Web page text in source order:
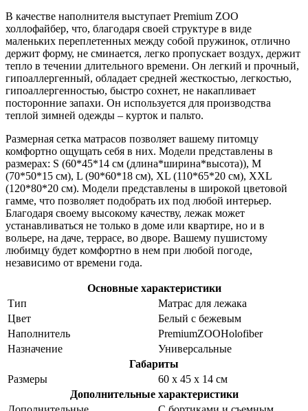
В качестве наполнителя выступает Premium ZOO
холлофайбер, что, благодаря своей структуре в виде
маленьких переплетенных между собой пружинок, отлично
держит форму, не сминается, легко пропускает воздух, держит
тепло в течении длительного времени. Он легкий и прочный,
гипоаллергенный, обладает средней жесткостью, легкостью,
гипоаллергенностью, быстро сохнет, не накапливает
посторонние запахи. Он используется для производства
теплой зимней одежды – курток и пальто.
Размерная сетка матрасов позволяет вашему питомцу
комфортно ощущать себя в них. Модели представлены в
размерах: S (60*45*14 см (длина*ширина*высота)), M
(70*50*15 см), L (90*60*18 см), XL (110*65*20 см), XXL
(120*80*20 см). Модели представлены в широкой цветовой
гамме, что позволяет подобрать их под любой интерьер.
Благодаря своему высокому качеству, лежак может
устанавливаться не только в доме или квартире, но и в
вольере, на даче, террасе, во дворе. Вашему пушистому
любимцу будет комфортно в нем при любой погоде,
независимо от времени года.
Основные характеристики
Тип
Матрас для лежака
Цвет
Белый с бежевым
Наполнитель
PremiumZOOHolofiber
Назначение
Универсальные
Габариты
Размеры
60 х 45 х 14 см
Дополнительные характеристики